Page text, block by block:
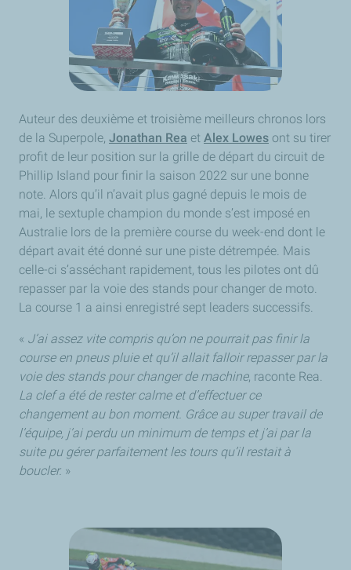
Auteur des deuxième et troisième meilleurs chronos lors
de la Superpole, Jonathan Rea et Alex Lowes ont su tirer
profit de leur position sur la grille de départ du circuit de
Phillip Island pour finir la saison 2022 sur une bonne
note. Alors qu’il n’avait plus gagné depuis le mois de
mai, le sextuple champion du monde s’est imposé en
Australie lors de la première course du week-end dont le
départ avait été donné sur une piste détrempée. Mais
celle-ci s’asséchant rapidement, tous les pilotes ont dû
repasser par la voie des stands pour changer de moto.
La course 1 a ainsi enregistré sept leaders successifs.
« J’ai assez vite compris qu’on ne pourrait pas finir la
course en pneus pluie et qu’il allait falloir repasser par la
voie des stands pour changer de machine, raconte Rea.
La clef a été de rester calme et d’effectuer ce
changement au bon moment. Grâce au super travail de
l’équipe, j’ai perdu un minimum de temps et j’ai par la
suite pu gérer parfaitement les tours qu’il restait à
boucler. »